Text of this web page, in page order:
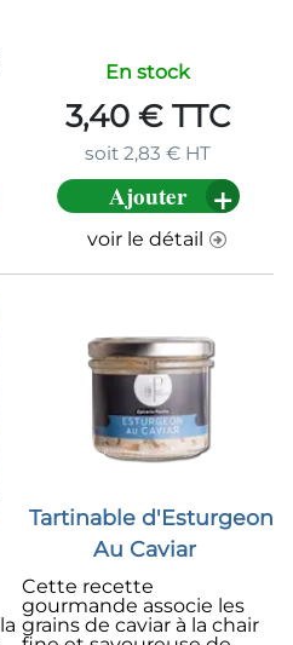
En stock
3,40 € TTC
soit 2,83 € HT
Ajouter
voir le détail
Tartinable d'Esturgeon
Au Caviar
Cette recette
gourmande associe les
grains de caviar à la chair